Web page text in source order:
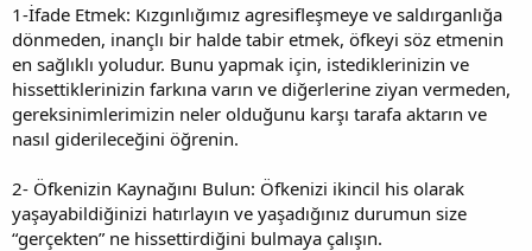
1-İfade Etmek: Kızgınlığımız agresifleşmeye ve saldırganlığa
dönmeden, inançlı bir halde tabir etmek, öfkeyi söz etmenin
en sağlıklı yoludur. Bunu yapmak için, istediklerinizin ve
hissettiklerinizin farkına varın ve diğerlerine ziyan vermeden,
gereksinimlerimizin neler olduğunu karşı tarafa aktarın ve
nasıl giderileceğini öğrenin.
2- Öfkenizin Kaynağını Bulun: Öfkenizi ikincil his olarak
yaşayabildiğinizi hatırlayın ve yaşadığınız durumun size
“gerçekten” ne hissettirdiğini bulmaya çalışın.